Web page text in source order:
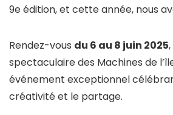
9e édition, et cette année, nous
Rendez-vous du 6 au 8 juin 2025
spectaculaire des Machines de
événement exceptionnel
créativité et le partage.